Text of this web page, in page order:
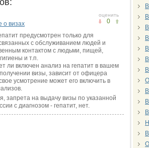
оценить
0
о визах
предусмотрен только для
с обслуживанием людей и
контактом с людьми, пищей,
и т.п.
ли включен анализ на гепатит в вашем
визы, зависит от офицера
усмотрение может его включить в
запрета на выдачу визы по указанной
с диагнозом - гепатит, нет.